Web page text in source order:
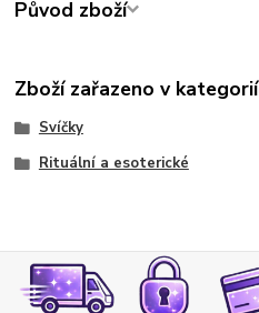
Původ zboží
Zboží zařazeno v
Svíčky
Rituální a esoterické